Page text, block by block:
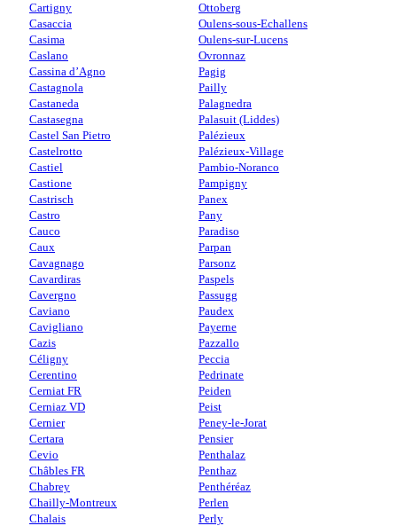
Cartigny
Casaccia
Casima
Caslano
Cassina d’Agno
Castagnola
Castaneda
Castasegna
Castel San Pietro
Castelrotto
Castiel
Castione
Castrisch
Castro
Cauco
Caux
Cavagnago
Cavardiras
Cavergno
Caviano
Cavigliano
Cazis
Céligny
Cerentino
Cerniat FR
Cerniaz VD
Cernier
Certara
Cevio
Châbles FR
Chabrey
Chailly-Montreux
Chalais
Ottoberg
Oulens-sous-Echallens
Oulens-sur-Lucens
Ovronnaz
Pagig
Pailly
Palagnedra
Palasuit (Liddes)
Palézieux
Palézieux-Village
Pambio-Noranco
Pampigny
Panex
Pany
Paradiso
Parpan
Parsonz
Paspels
Passugg
Paudex
Payerne
Pazzallo
Peccia
Pedrinate
Peiden
Peist
Peney-le-Jorat
Pensier
Penthalaz
Penthaz
Penthéréaz
Perlen
Perly